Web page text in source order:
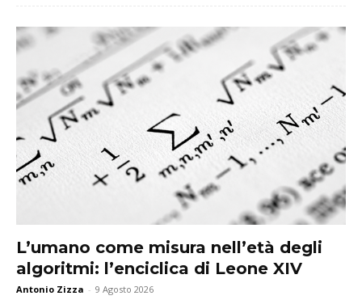
L’umano come misura nell’età degli
algoritmi: l’enciclica di Leone XIV
Antonio Zizza - 9 Agosto 2026